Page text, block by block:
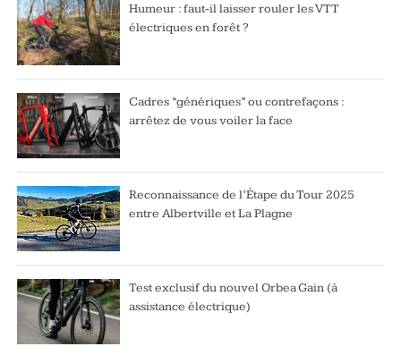
Humeur : faut-il laisser rouler les VTT
électriques en forêt ?
Cadres “génériques” ou contrefaçons :
arrêtez de vous voiler la face
Reconnaissance de l’Étape du Tour 2025
entre Albertville et La Plagne
Test exclusif du nouvel Orbea Gain (à
assistance électrique)